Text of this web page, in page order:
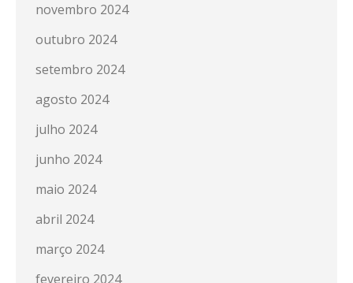
novembro 2024
outubro 2024
setembro 2024
agosto 2024
julho 2024
junho 2024
maio 2024
abril 2024
março 2024
fevereiro 2024